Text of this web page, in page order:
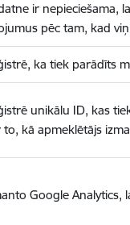
ir nepieciešama,
pēc tam, kad
ka tiek parādīts
unikālu ID, kas
to, kā apmeklētājs
Google Analytics,